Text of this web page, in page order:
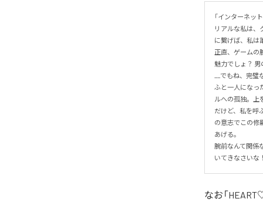
「インターネッ
リアルな私は、
に繋げば、私は
正直、ゲームの
魅力でしょ？ 男
__でもね、完璧
ふと一人になっ
ルへの孤独。上
だけど、私を呼
の意志でこの修
あげる。
腕前なんて関係
いてきなさいな！
なお「